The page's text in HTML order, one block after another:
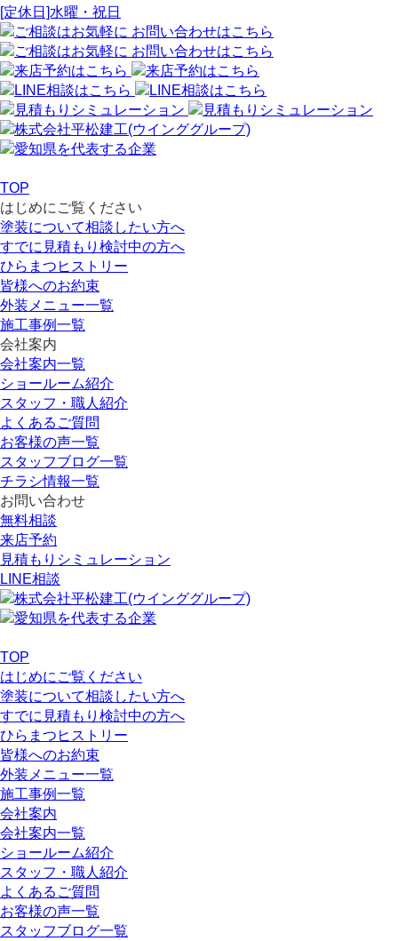
[定休日]水曜・祝日
TOP
はじめにご覧ください
塗装について相談したい方へ
すでに見積もり検討中の方へ
ひらまつヒストリー
皆様へのお約束
外装メニュー一覧
施工事例一覧
会社案内
会社案内一覧
ショールーム紹介
スタッフ・職人紹介
よくあるご質問
お客様の声一覧
スタッフブログ一覧
チラシ情報一覧
お問い合わせ
無料相談
来店予約
見積もりシミュレーション
LINE相談
TOP
はじめにご覧ください
塗装について相談したい方へ
すでに見積もり検討中の方へ
ひらまつヒストリー
皆様へのお約束
外装メニュー一覧
施工事例一覧
会社案内
会社案内一覧
ショールーム紹介
スタッフ・職人紹介
よくあるご質問
お客様の声一覧
スタッフブログ一覧